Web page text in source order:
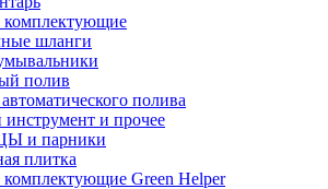
комплектующие
шланги
полив
полива
и прочее
и парники
плитка
Green Helper